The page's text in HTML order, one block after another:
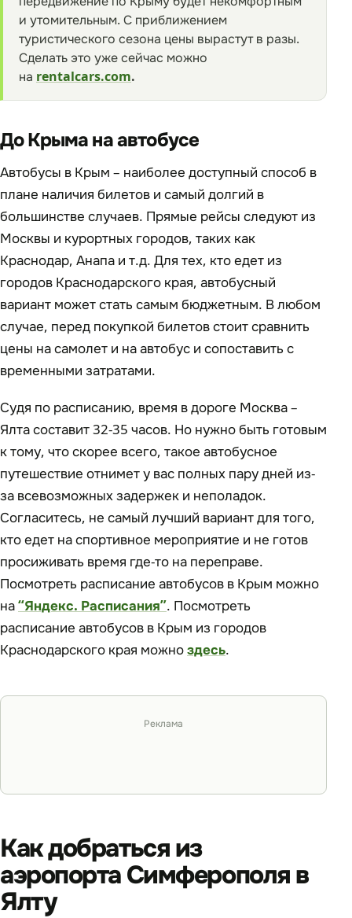
и утомительным. С приближением
туристического сезона цены вырастут в разы.
Сделать это уже сейчас можно
на rentalcars.com.
До Крыма на автобусе
Автобусы в Крым – наиболее доступный способ в
плане наличия билетов и самый долгий в
большинстве случаев. Прямые рейсы следуют из
Москвы и курортных городов, таких как
Краснодар, Анапа и т.д. Для тех, кто едет из
городов Краснодарского края, автобусный
вариант может стать самым бюджетным. В любом
случае, перед покупкой билетов стоит сравнить
цены на самолет и на автобус и сопоставить с
временными затратами.
Судя по расписанию, время в дороге Москва –
Ялта составит 32-35 часов. Но нужно быть готовым
к тому, что скорее всего, такое автобусное
путешествие отнимет у вас полных пару дней из-
за всевозможных задержек и неполадок.
Согласитесь, не самый лучший вариант для того,
кто едет на спортивное мероприятие и не готов
просиживать время где-то на переправе.
Посмотреть расписание автобусов в Крым можно
на“Яндекс. Расписания”. Посмотреть
расписание автобусов в Крым из городов
Краснодарского края можноздесь.
Реклама
Как добраться из
аэропорта Симферополя в
Ялту